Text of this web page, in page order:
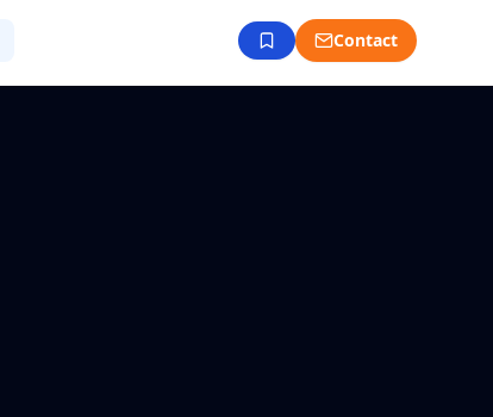
Contact